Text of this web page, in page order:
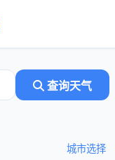
查询天气
城市选择